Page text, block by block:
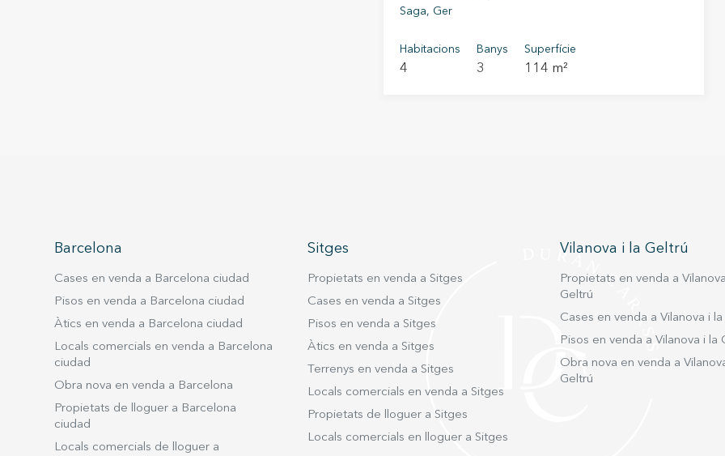
Saga, Ger
Habitacions
4
Banys
3
Superfície
114 m²
Barcelona
Cases en venda a Barcelona ciudad
Pisos en venda a Barcelona ciudad
Àtics en venda a Barcelona ciudad
Locals comercials en venda a Barcelona
ciudad
Obra nova en venda a Barcelona
Propietats de lloguer a Barcelona
ciudad
Locals comercials de lloguer a
Sitges
Propietats en venda a Sitges
Cases en venda a Sitges
Pisos en venda a Sitges
Àtics en venda a Sitges
Terrenys en venda a Sitges
Locals comercials en venda a Sitges
Propietats de lloguer a Sitges
Locals comercials en lloguer a Sitges
Vilanova i la Geltrú
Propietats en venda a
Geltrú
Cases en venda a Vilanova i
Pisos en venda a Vilanova i la
Obra nova en venda a
Geltrú